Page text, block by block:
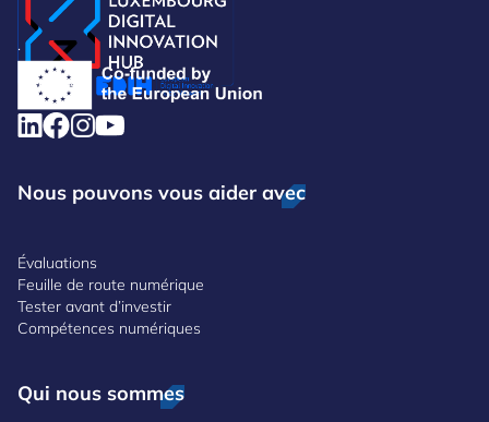
.
Nous pouvons vous aider avec
Évaluations
Feuille de route numérique
Tester avant d’investir
Compétences numériques
Qui nous sommes